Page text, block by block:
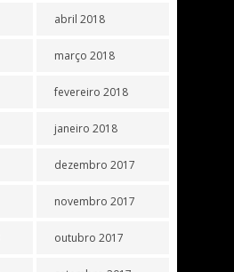
abril 2018
março 2018
fevereiro 2018
janeiro 2018
dezembro 2017
novembro 2017
outubro 2017